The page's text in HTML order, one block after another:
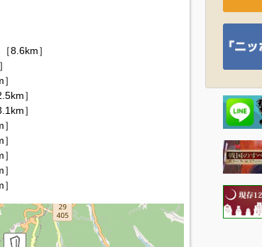
［8.6km］
］
］